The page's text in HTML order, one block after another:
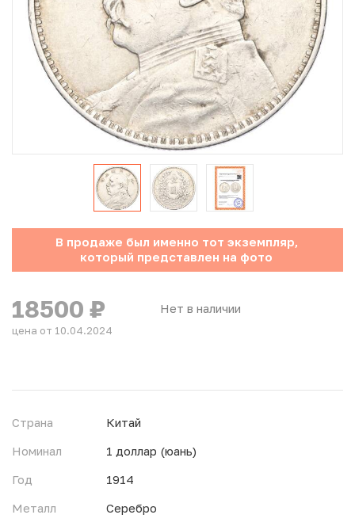
Юбилейные монеты Банка России (с 1999 года)
Памятные и инвестиционные монеты СССР и России
Иностранные монеты
Неофициальные выпуски монет (Unusual)
Античные и средневековые монеты
Инвестиционные монеты
В продаже был именно тот экземпляр,
который представлен на фото
Нет в наличии
18500 ₽
цена от 10.04.2024
Страна
Китай
Номинал
1 доллар (юань)
Год
1914
Металл
Серебро